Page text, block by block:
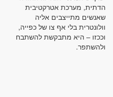
הדתית, מערכת אטרקטיבית
שאנשים מתייצבים אליה
וולונטרית בלי אף צו של כפייה,
וככזו – היא מתבקשת להשתבח
ולהשתפר.